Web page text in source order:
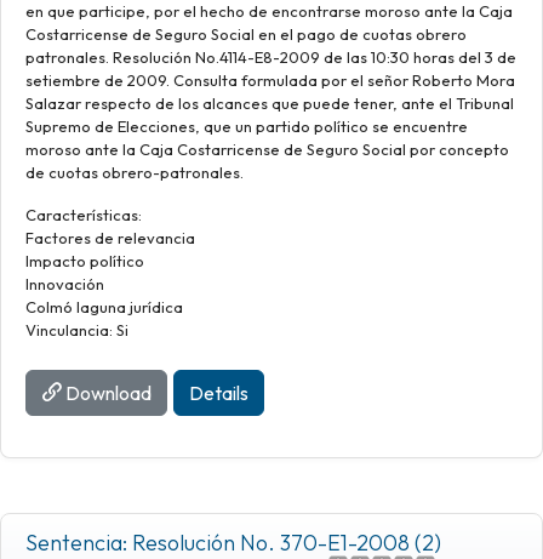
en que participe, por el hecho de encontrarse moroso ante la Caja
Costarricense de Seguro Social en el pago de cuotas obrero
patronales. Resolución No.4114-E8-2009 de las 10:30 horas del 3 de
setiembre de 2009. Consulta formulada por el señor Roberto Mora
Salazar respecto de los alcances que puede tener, ante el Tribunal
Supremo de Elecciones, que un partido político se encuentre
moroso ante la Caja Costarricense de Seguro Social por concepto
de cuotas obrero-patronales.
Características:
Factores de relevancia
Impacto político
Innovación
Colmó laguna jurídica
Vinculancia: Si
Download Details
Sentencia: Resolución No. 370-E1-2008 (2)